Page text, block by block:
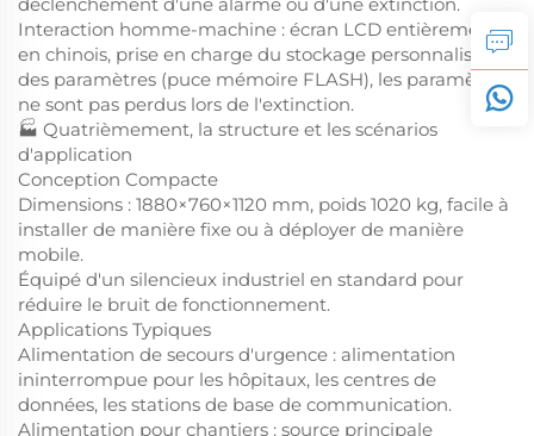
Interaction homme-machine : écran LCD entièrement
en chinois, prise en charge du stockage personnalisé
des paramètres (puce mémoire FLASH), les paramètres
ne sont pas perdus lors de l'extinction.
🏭 Quatrièmement, la structure et les scénarios
d'application
Conception Compacte
Dimensions : 1880×760×1120 mm, poids 1020 kg, facile à
installer de manière fixe ou à déployer de manière
mobile.
Équipé d'un silencieux industriel en standard pour
réduire le bruit de fonctionnement.
Applications Typiques
Alimentation de secours d'urgence : alimentation
ininterrompue pour les hôpitaux, les centres de
données, les stations de base de communication.
Alimentation pour chantiers : source principale